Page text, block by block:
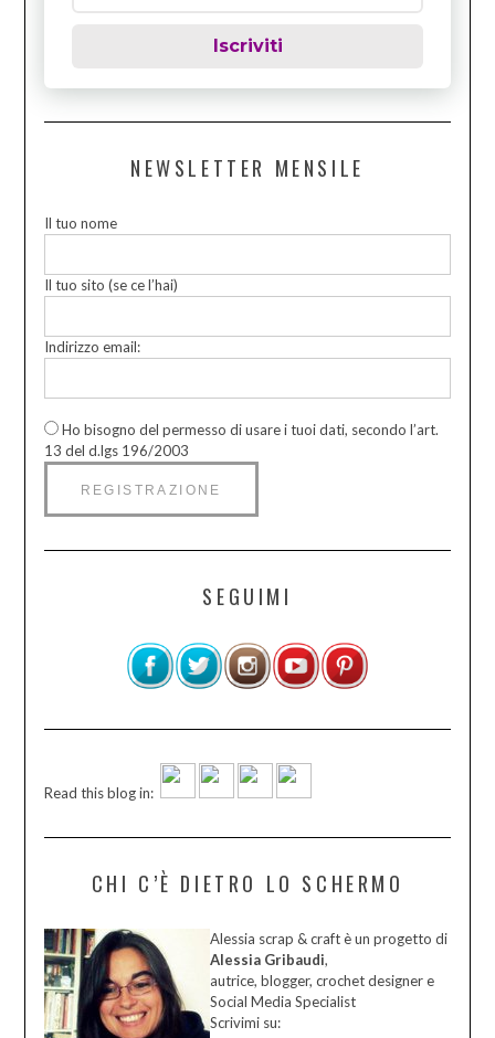
Iscriviti
NEWSLETTER MENSILE
Il tuo nome
Il tuo sito (se ce l’hai)
Indirizzo email:
Ho bisogno del permesso di usare i tuoi dati, secondo l’art.
13 del d.lgs 196/2003
SEGUIMI
Read this blog in:
CHI C’È DIETRO LO SCHERMO
Alessia scrap & craft è un progetto di
Alessia Gribaudi,
autrice, blogger, crochet designer e
Social Media Specialist
Scrivimi su: